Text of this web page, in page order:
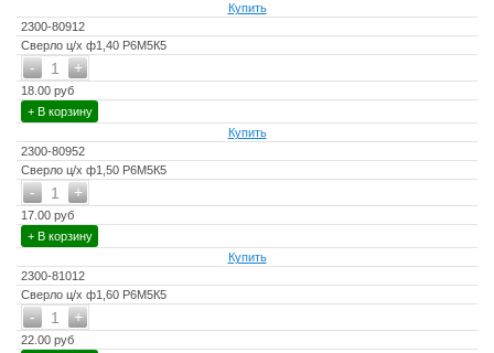
Купить
2300-80912
Сверло ц/х ф1,40 Р6М5К5
+
- 1
18.00 руб
+ В корзину
Купить
2300-80952
Сверло ц/х ф1,50 Р6М5К5
+
- 1
17.00 руб
+ В корзину
Купить
2300-81012
Сверло ц/х ф1,60 Р6М5К5
+
- 1
22.00 руб